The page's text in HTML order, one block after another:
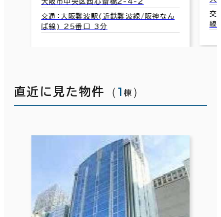
交通：大阪難波駅(近鉄難波線/阪神なん
ば線) 25番口 3分
交
線
直近に見た物件 （1 棟 ）